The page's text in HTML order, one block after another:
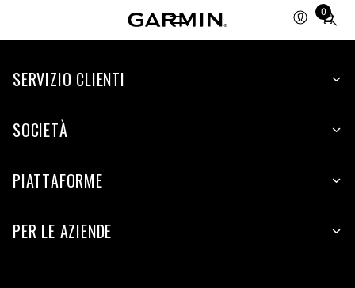
0
Total
items
cart:
SERVIZIO CLIENTI
SOCIETÀ
PIATTAFORME
PER LE AZIENDE